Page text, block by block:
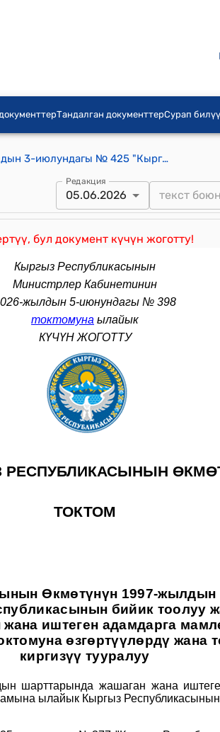
Тандалган документтерСурап билүү
Кыргыз Республикасынын Өкмөтүнүн 2009-жылдын 3-июлундагы № 425 "Кыргыз Республикасынын Өкмөтүнүн 1997-жылдын 25-июнундагы № 377 "Кыргыз Республикасынын бийик тоолуу жана алыскы зоналарында жашаган жана иштеген адамдарга мамлекеттик колдоо көрсөтүү жөнүндө" токтомуна өзгөртүүлөрдү жана толуктоолорду киргизүү тууралуу" токтому
Редакция
05.06.2026
бул документ күчүн жоготту!